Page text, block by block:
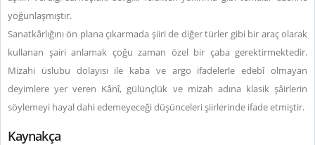
yoğunlaşmıştır.
Sanatkârlığını ön plana çıkarmada şiiri de diğer türler gibi bir araç olarak
kullanan şairi anlamak çoğu zaman özel bir çaba gerektirmektedir.
Mizahi üslubu dolayısı ile kaba ve argo ifadelerle edebî olmayan
deyimlere yer veren Kânî, gülünçlük ve mizah adına klasik şâirlerin
söylemeyi hayal dahi edemeyeceği düşünceleri şiirlerinde ifade etmiştir.
Kaynakça